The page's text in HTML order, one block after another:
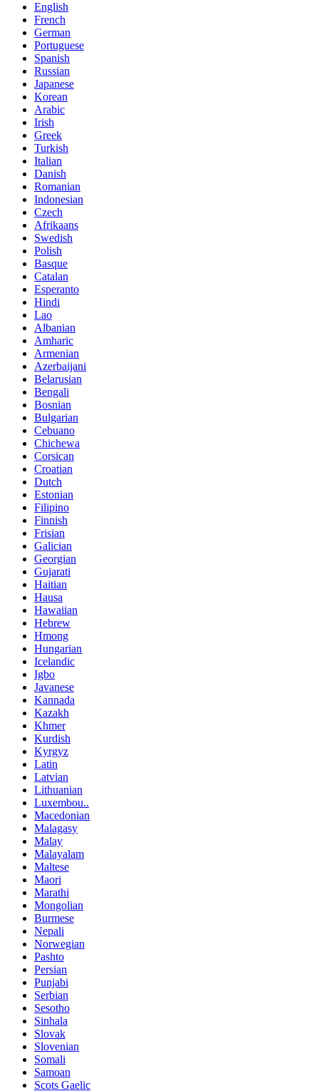
English
French
German
Portuguese
Spanish
Russian
Japanese
Korean
Arabic
Irish
Greek
Turkish
Italian
Danish
Romanian
Indonesian
Czech
Afrikaans
Swedish
Polish
Basque
Catalan
Esperanto
Hindi
Lao
Albanian
Amharic
Armenian
Azerbaijani
Belarusian
Bengali
Bosnian
Bulgarian
Cebuano
Chichewa
Corsican
Croatian
Dutch
Estonian
Filipino
Finnish
Frisian
Galician
Georgian
Gujarati
Haitian
Hausa
Hawaiian
Hebrew
Hmong
Hungarian
Icelandic
Igbo
Javanese
Kannada
Kazakh
Khmer
Kurdish
Kyrgyz
Latin
Latvian
Lithuanian
Luxembou..
Macedonian
Malagasy
Malay
Malayalam
Maltese
Maori
Marathi
Mongolian
Burmese
Nepali
Norwegian
Pashto
Persian
Punjabi
Serbian
Sesotho
Sinhala
Slovak
Slovenian
Somali
Samoan
Scots Gaelic